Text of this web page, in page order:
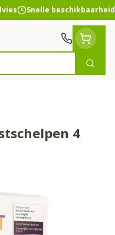
Snelle beschikbaarheid
Zoek
4